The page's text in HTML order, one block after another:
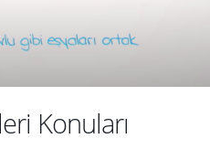
Konuları